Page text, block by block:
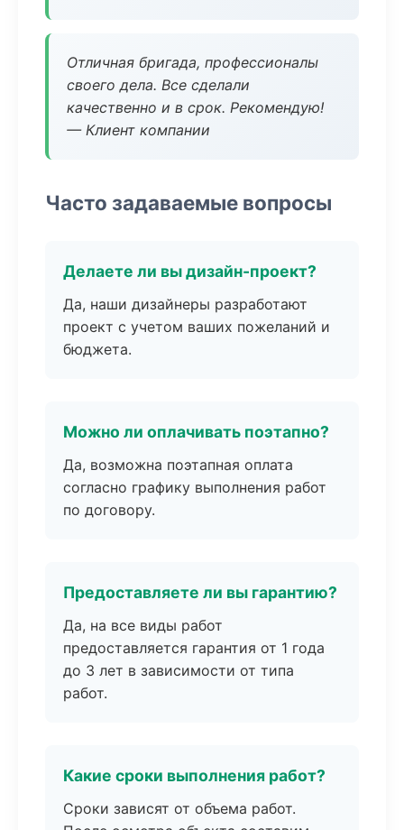
Отличная бригада, профессионалы
своего дела. Все сделали
качественно и в срок. Рекомендую!
— Клиент компании
Часто задаваемые вопросы
Делаете ли вы дизайн-проект?
Да, наши дизайнеры разработают
проект с учетом ваших пожеланий и
бюджета.
Можно ли оплачивать поэтапно?
Да, возможна поэтапная оплата
согласно графику выполнения работ
по договору.
Предоставляете ли вы гарантию?
Да, на все виды работ
предоставляется гарантия от 1 года
до 3 лет в зависимости от типа
работ.
Какие сроки выполнения работ?
Сроки зависят от объема работ.